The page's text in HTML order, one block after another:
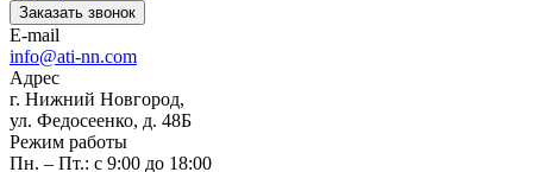
Заказать звонок
E-mail
info@ati-nn.com
Адрес
г. Нижний Новгород,
ул. Федосеенко, д. 48Б
Режим работы
Пн. – Пт.: с 9:00 до 18:00